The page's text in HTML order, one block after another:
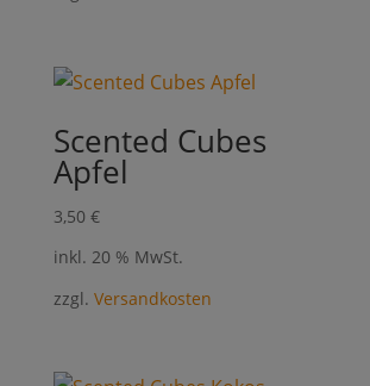
Scented Cubes
Apfel
3,50 €
inkl. 20 % MwSt.
zzgl. Versandkosten